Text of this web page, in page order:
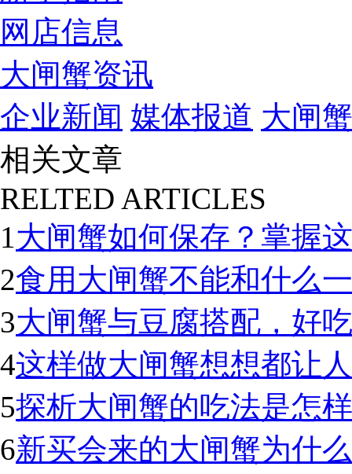
网店信息
大闸蟹资讯
企业新闻 媒体报道 大闸
相关文章
RELTED ARTICLES
1大闸蟹如何保存？掌握
2食用大闸蟹不能和什么
3大闸蟹与豆腐搭配，好
4这样做大闸蟹想想都让
5探析大闸蟹的吃法是怎
6新买会来的大闸蟹为什